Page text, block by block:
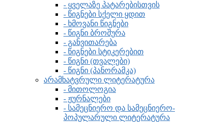
- ყველაზე პატარებისთვის
- წიგნები სქელი ყდით
- ხმოვანი წიგნები
- წიგნი ბროშურა
- განვითარება
- წიგნები სტიკერებით
- წიგნი (თვალები)
- წიგნი (პანორამკა)
არამხატვრული ლიტერატურა
- მითოლოგია
- ჟურნალები
- სამეცნიერო და სამეცნიერო-
პოპულარული ლიტერატურა